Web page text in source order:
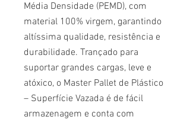
Média Densidade (PEMD), com
material 100% virgem, garantindo
altíssima qualidade, resistência e
durabilidade. Trançado para
suportar grandes cargas, leve e
atóxico, o Master Pallet de Plástico
– Superfície Vazada é de fácil
armazenagem e conta com